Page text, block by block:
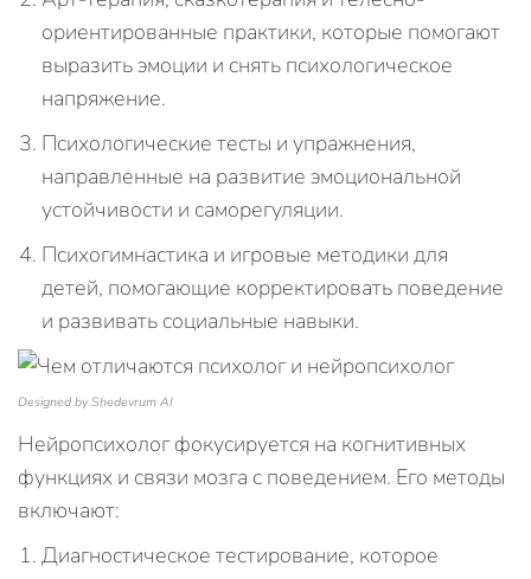
ориентированные практики, которые помогают
выразить эмоции и снять психологическое
напряжение.
Психологические тесты и упражнения,
направленные на развитие эмоциональной
устойчивости и саморегуляции.
Психогимнастика и игровые методики для
детей, помогающие корректировать поведение
и развивать социальные навыки.
Designed by Shedevrum AI
Нейропсихолог фокусируется на когнитивных
функциях и связи мозга с поведением. Его методы
включают:
Диагностическое тестирование, которое